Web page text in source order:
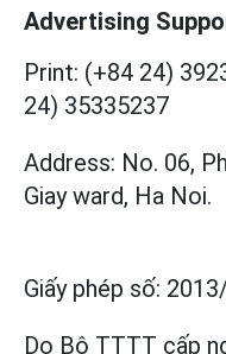
Advertising
Print: (+84 24)
24) 35335237
Address: No. 06,
Giay ward, Ha Noi.
Giấy phép số:
Do Bộ TTTT cấp